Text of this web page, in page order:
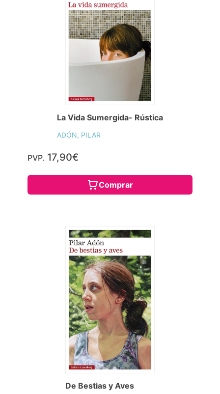
La Vida Sumergida- Rústica
ADÓN, PILAR
PVP. 17,90€
Comprar
De Bestias y Aves